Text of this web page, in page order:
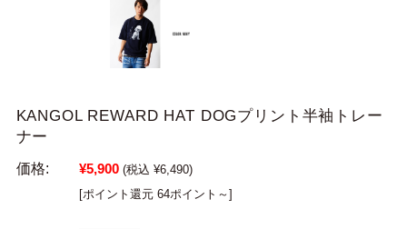
KANGOL REWARD HAT DOGプリント半袖トレー
ナー
価格: ¥5,900 (税込 ¥6,490)
[ポイント還元 64ポイント～]